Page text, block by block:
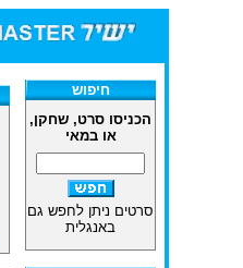
חיפוש
הכניסו סרט, שחקן,
או במאי
סרטים ניתן לחפש גם
באנגלית